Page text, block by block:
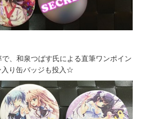
、和泉つばす氏による直筆ワンポイン
入り缶バッジも投入☆